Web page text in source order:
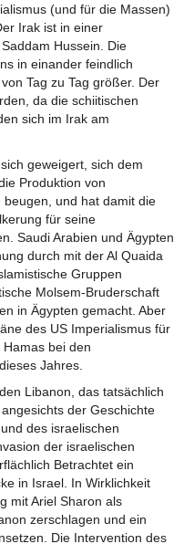
(und für die Massen)
Irak ist in einer
Hussein. Die
in einander feindlich
Tag zu Tag größer. Der
da die schiitischen
sich im Irak am
geweigert, sich dem
Produktion von
und hat damit die
für seine
Saudi Arabien und Ägypten
durch mit der Al Quaida
Gruppen
Molsem-Bruderschaft
in Ägypten gemacht. Aber
des US Imperialismus für
bei den
Jahres.
Libanon, das tatsächlich
der Geschichte
des israelischen
der israelischen
Betrachtet ein
in Israel. In Wirklichkeit
mit Ariel Sharon als
zerschlagen und ein
Die Intervention des